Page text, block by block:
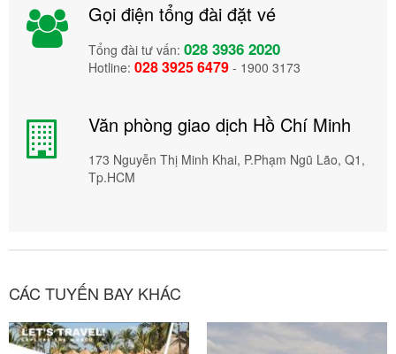
Gọi điện tổng đài đặt vé
Tổng đài tư vấn: 028 3936 2020
Hotline: 028 3925 6479 - 1900 3173
Văn phòng giao dịch Hồ Chí Minh
173 Nguyễn Thị Minh Khai, P.Phạm Ngũ Lão, Q1,
Tp.HCM
CÁC TUYẾN BAY KHÁC